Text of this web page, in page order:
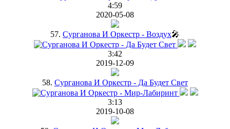
4:59
2020-05-08
57. Сурганова И Оркестр - Воздух🎤
3:42
2019-12-09
58. Сурганова И Оркестр - Да Будет Свет
3:13
2019-10-08